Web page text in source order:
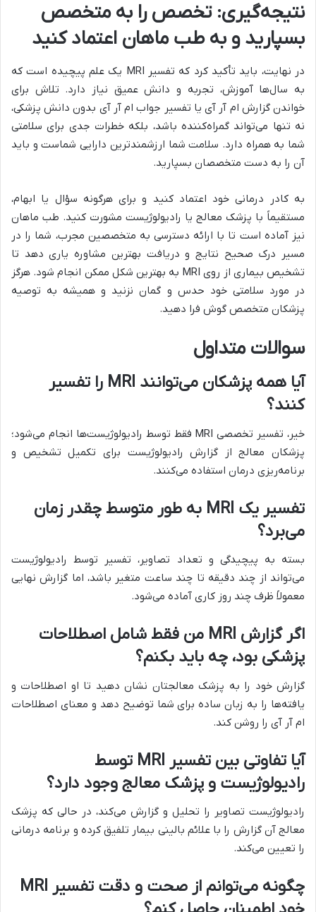
نتیجه‌گیری: تخصص را به متخصص
بسپارید و به طب ماهان اعتماد کنید
در نهایت، باید تأکید کرد که تفسیر MRI یک علم پیچیده است که
به سال‌ها آموزش، تجربه و دانش عمیق نیاز دارد. تلاش برای
خواندن گزارش ام آر آی یا تفسیر جواب ام آر آی بدون دانش پزشکی،
نه تنها می‌تواند گمراه‌کننده باشد، بلکه خطرات جدی برای سلامتی
شما به همراه دارد. سلامت شما ارزشمندترین دارایی شماست و باید
آن را به دست متخصصان بسپارید.
به کادر درمانی خود اعتماد کنید و برای هرگونه سؤال یا ابهام،
مستقیماً با پزشک معالج یا رادیولوژیست مشورت کنید. طب ماهان
نیز آماده است تا با ارائه دسترسی به متخصصین مجرب، شما را در
مسیر درک صحیح نتایج و دریافت بهترین مشاوره یاری دهد تا
تشخیص بیماری از روی MRI به بهترین شکل ممکن انجام شود. هرگز
در مورد سلامتی خود حدس و گمان نزنید و همیشه به توصیه
پزشکان متخصص گوش فرا دهید.
سوالات متداول
آیا همه پزشکان می‌توانند MRI را تفسیر
کنند؟
خیر، تفسیر تخصصی MRI فقط توسط رادیولوژیست‌ها انجام می‌شود؛
پزشکان معالج از گزارش رادیولوژیست برای تکمیل تشخیص و
برنامه‌ریزی درمان استفاده می‌کنند.
تفسیر یک MRI به طور متوسط چقدر زمان
می‌برد؟
بسته به پیچیدگی و تعداد تصاویر، تفسیر توسط رادیولوژیست
می‌تواند از چند دقیقه تا چند ساعت متغیر باشد، اما گزارش نهایی
معمولاً ظرف چند روز کاری آماده می‌شود.
اگر گزارش MRI من فقط شامل اصطلاحات
پزشکی بود، چه باید بکنم؟
گزارش خود را به پزشک معالجتان نشان دهید تا او اصطلاحات و
یافته‌ها را به زبان ساده برای شما توضیح دهد و معنای اصطلاحات
ام آر آی را روشن کند.
آیا تفاوتی بین تفسیر MRI توسط
رادیولوژیست و پزشک معالج وجود دارد؟
رادیولوژیست تصاویر را تحلیل و گزارش می‌کند، در حالی که پزشک
معالج آن گزارش را با علائم بالینی بیمار تلفیق کرده و برنامه درمانی
را تعیین می‌کند.
چگونه می‌توانم از صحت و دقت تفسیر MRI